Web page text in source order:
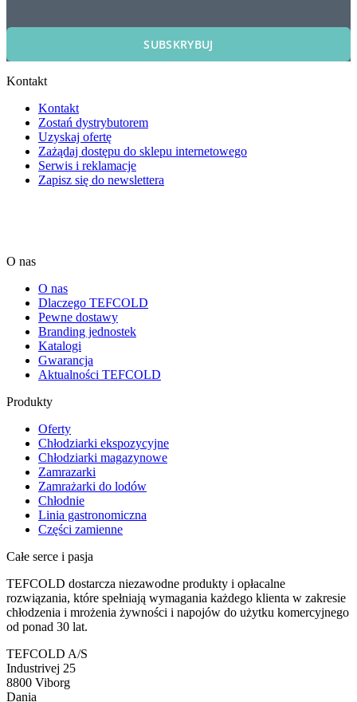
SUBSKRYBUJ
Kontakt
Kontakt
Zostań dystrybutorem
Uzyskaj ofertę
Zażądaj dostępu do sklepu internetowego
Serwis i reklamacje
Zapisz się do newslettera
O nas
O nas
Dlaczego TEFCOLD
Pewne dostawy
Branding jednostek
Katalogi
Gwarancja
Aktualności TEFCOLD
Produkty
Oferty
Chłodziarki ekspozycyjne
Chłodziarki magazynowe
Zamrazarki
Zamrażarki do lodów
Chłodnie
Linia gastronomiczna
Części zamienne
Całe serce i pasja
TEFCOLD dostarcza niezawodne produkty i opłacalne
rozwiązania, które spełniają wymagania każdego klienta w zakresie
chłodzenia i mrożenia żywności i napojów do użytku komercyjnego
od ponad 30 lat.
TEFCOLD A/S
Industrivej 25
8800 Viborg
Dania